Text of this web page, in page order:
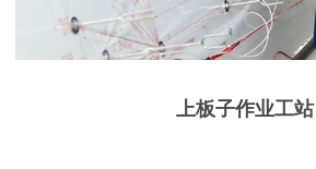
上板子作业工站